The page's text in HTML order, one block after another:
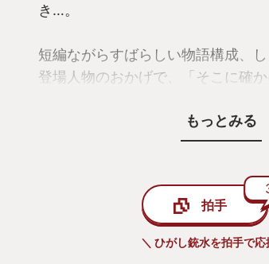
き…。
短編ながらすばらしい物語構成、
登場人物のおかげで、「そこに確
て感じさせてくれます。
解像度の高い雪国・田舎の描写、
ひんやり濃縮された甘酸っぱい青
たい方にぜひオススメ。
激しい可処分時間の争奪にいる現
もっとみる
拍手
＼ ひがし銃水を拍手で応